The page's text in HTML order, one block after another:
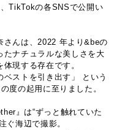
TikTokの各SNSで公開い
さんは、2022 年より&beの
たナチュラルな美しさを⼤
現する存在です。
ストを引き出す」 という
度の起⽤に⾄りました。
』は“ずっと触れていた
ぐ海辺で撮影。